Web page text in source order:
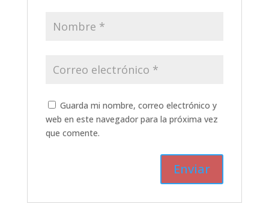
Guarda mi nombre, correo electrónico y
web en este navegador para la próxima vez
que comente.